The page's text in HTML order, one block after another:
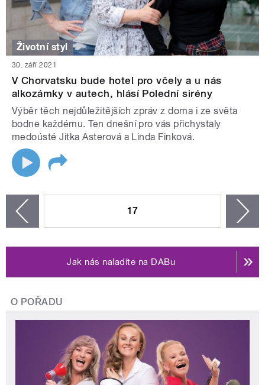
Životní styl
30. září 2021
V Chorvatsku bude hotel pro včely a u nás
alkozámky v autech, hlásí Polední sirény
Výběr těch nejdůležitějších zpráv z doma i ze světa
bodne každému. Ten dnešní pro vás přichystaly
medoústé Jitka Asterová a Linda Finková.
17
Jak nás naladíte na DABu
O POŘADU